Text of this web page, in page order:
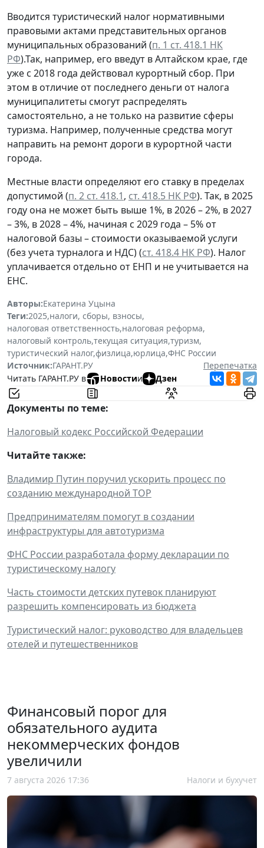
Вводится туристический налог нормативными
правовыми актами представительных органов
муниципальных образований (п. 1 ст. 418.1 НК
РФ).Так, например, его введут в Алтайском крае, где
уже с 2018 года действовал курортный сбор. При
этом в отличие от последнего деньги от налога
муниципалитеты смогут распределять
самостоятельно, а не только на развитие сферы
туризма. Например, полученные средства могут
направить на ремонт дороги в курортной части
города.
Местные власти определяют его ставку в пределах
допустимой (п. 2 ст. 418.1, ст. 418.5 НК РФ). Так, в 2025
году она не может быть выше 1%, в 2026 – 2%, в 2027
– 3%, в 2028 – 4%, начиная с 2029 года – 5% от
налоговой базы – стоимости оказываемой услуги
(без учета турналога и НДС) (ст. 418.4 НК РФ). Налог
уплачивается отдельно от ЕНП и не учитывается на
ЕНС.
Авторы:Екатерина Уцына
Теги:2025,налоги, сборы, взносы,
налоговая ответственность,налоговая реформа,
налоговый контроль,текущая ситуация,туризм,
туристический налог,физлица,юрлица,ФНС России
Источник:ГАРАНТ.РУ
Перепечатка
Читать ГАРАНТ.РУ в
Новостии Дзен
Документы по теме:
Налоговый кодекс Российской Федерации
Читайте также:
Владимир Путин поручил ускорить процесс по
созданию международной ТОР
Предпринимателям помогут в создании
инфраструктуры для автотуризма
ФНС России разработала форму декларации по
туристическому налогу
Часть стоимости детских путевок планируют
разрешить компенсировать из бюджета
Туристический налог: руководство для владельцев
отелей и путешественников
Финансовый порог для
обязательного аудита
некоммерческих фондов
увеличили
7 августа 2026 17:36 Налоги и бухучет